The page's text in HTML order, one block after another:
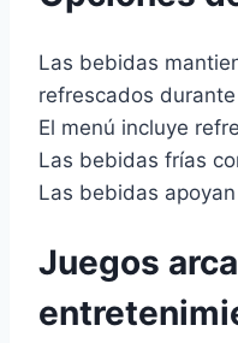
Las bebidas
refrescados
El menú incluye
Las bebidas frías
Las bebidas
Juegos